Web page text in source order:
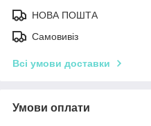
НОВА ПОШТА
Самовивіз
Всі умови доставки
Умови оплати